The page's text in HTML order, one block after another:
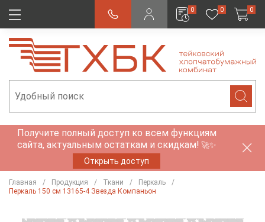
0 0 0
Получите полный доступ ко всем функциям
сайта, актуальным остаткам и скидкам! 🚀✨
Открыть доступ
Главная Продукция Ткани
Перкаль
Перкаль 150 см 13165-4 Звезда Компаньон